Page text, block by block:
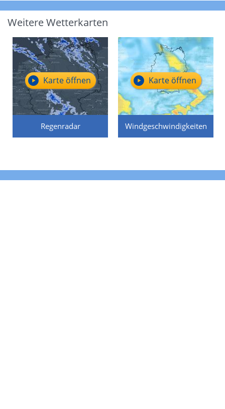
Weitere Wetterkarten
Regenradar
Karte öffnen
Windgeschwindigkeiten
Karte öffnen